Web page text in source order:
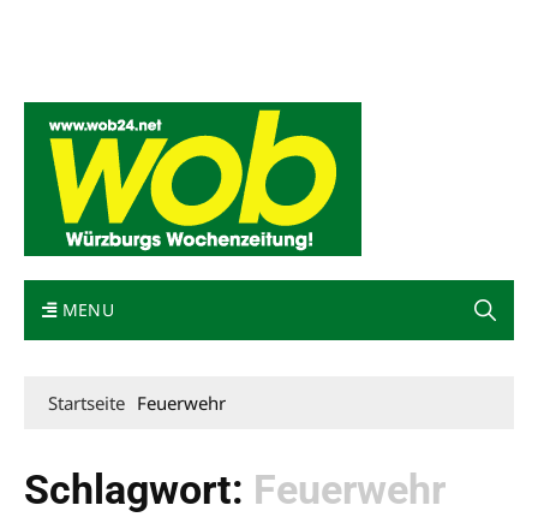
MENU
Startseite Feuerwehr
Schlagwort: Feuerwehr